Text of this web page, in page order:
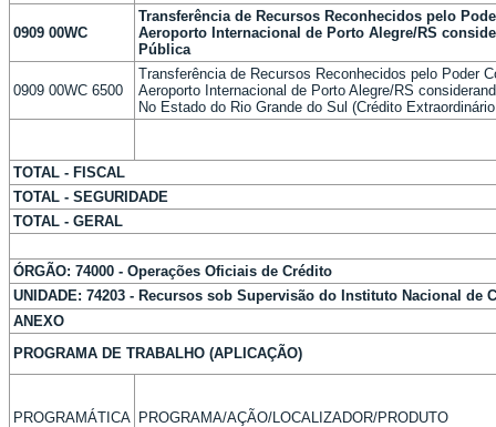
0909 00WC
Transferência de Recursos Reconhecidos pelo
Aeroporto Internacional de Porto Alegre/RS
Pública
0909 00WC 6500
Transferência de Recursos Reconhecidos pelo Poder
Aeroporto Internacional de Porto Alegre/RS
No Estado do Rio Grande do Sul (Crédito
TOTAL - FISCAL
TOTAL - SEGURIDADE
TOTAL - GERAL
ÓRGÃO: 74000 - Operações Oficiais de Crédito
UNIDADE: 74203 - Recursos sob Supervisão do Instituto Nacional de
ANEXO
PROGRAMA DE TRABALHO (APLICAÇÃO)
PROGRAMÁTICA PROGRAMA/AÇÃO/LOCALIZADOR/PRODUTO